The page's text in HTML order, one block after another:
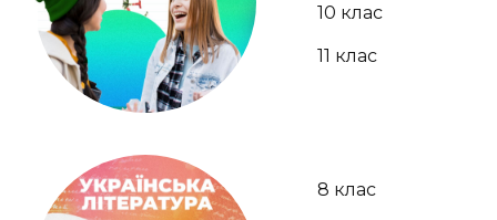
10 клас
11 клас
8 клас